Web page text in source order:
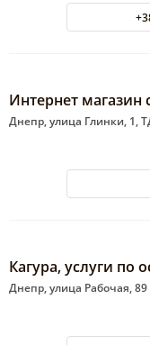
Интернет магазин
Днепр, улица Глинки, 1,
Кагура, услуги по
Днепр, улица Рабочая, 89